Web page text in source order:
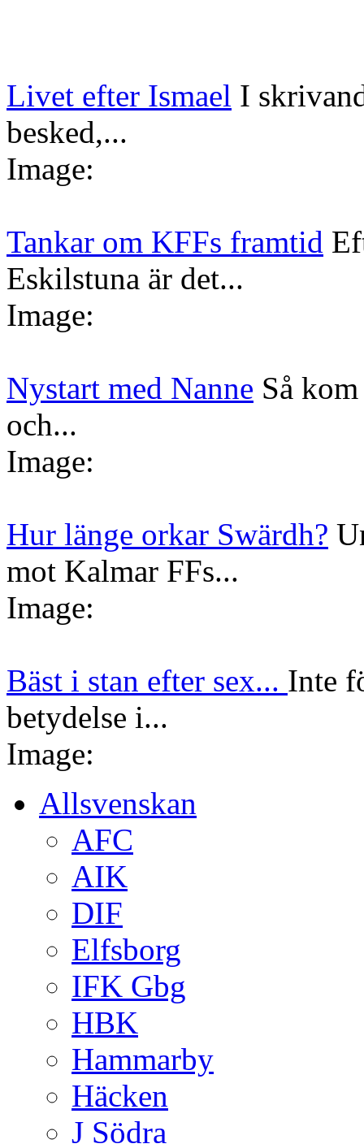
Livet efter Ismael I
besked,...
Image:
Tankar om KFFs framtid
Eskilstuna är det...
Image:
Nystart med Nanne Så
och...
Image:
Hur länge orkar Swärdh?
mot Kalmar FFs...
Image:
Bäst i stan efter sex... Inte
betydelse i...
Image:
Allsvenskan
AFC
AIK
DIF
Elfsborg
IFK Gbg
HBK
Hammarby
Häcken
J Södra